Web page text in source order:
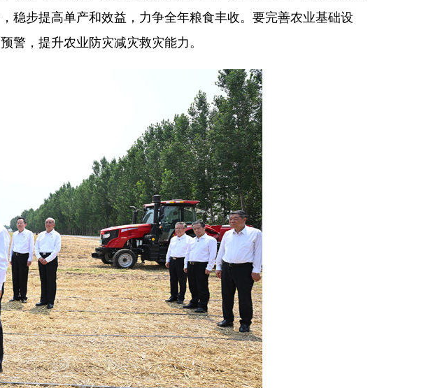
稳步提高单产和效益，力争全年粮食丰收。要完善农业基础设
警，提升农业防灾减灾救灾能力。